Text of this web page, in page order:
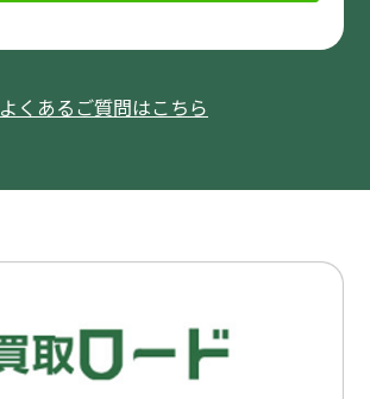
よくあるご質問はこちら